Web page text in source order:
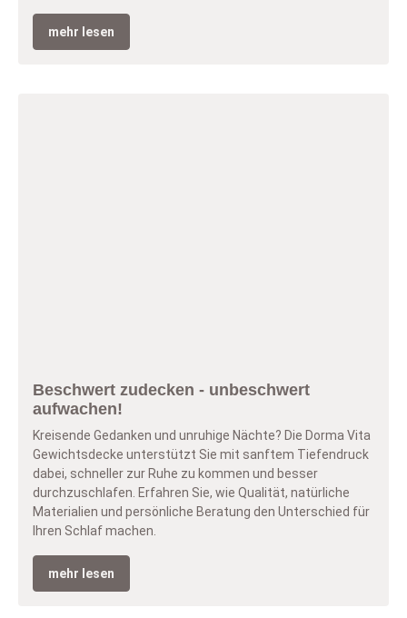
mehr lesen
Beschwert zudecken - unbeschwert
aufwachen!
Kreisende Gedanken und unruhige Nächte? Die Dorma Vita
Gewichtsdecke unterstützt Sie mit sanftem Tiefendruck
dabei, schneller zur Ruhe zu kommen und besser
durchzuschlafen. Erfahren Sie, wie Qualität, natürliche
Materialien und persönliche Beratung den Unterschied für
Ihren Schlaf machen.
mehr lesen